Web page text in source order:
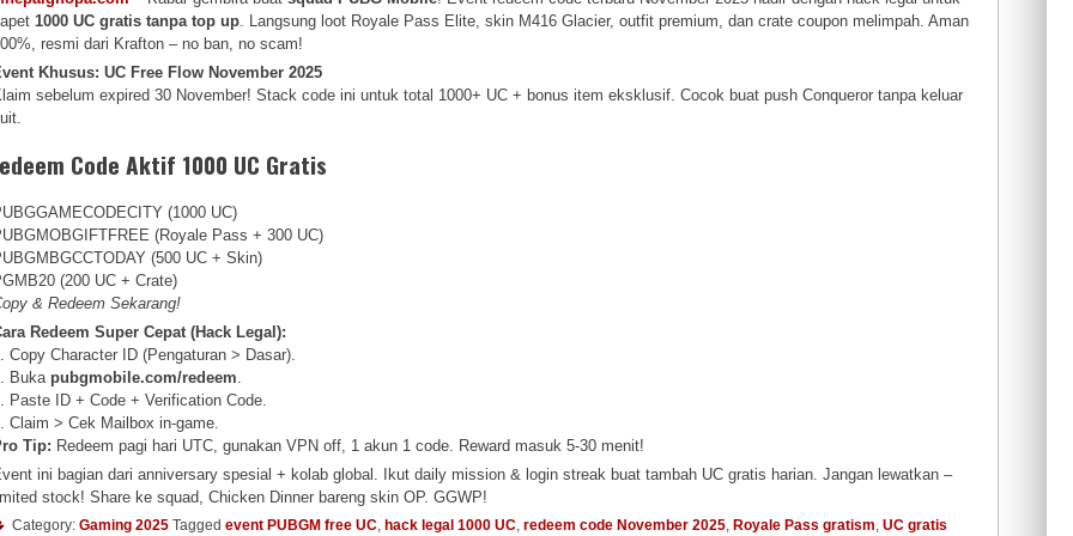
1000 UC gratis tanpa top up . Langsung loot Royale Pass Elite, skin M416 Glacier, outfit premium, dan crate coupon melimpah. Aman
resmi dari Krafton – no ban, no scam!
Khusus: UC Free Flow November 2025
sebelum expired 30 November! Stack code ini untuk total 1000+ UC + bonus item eksklusif. Cocok buat push Conqueror tanpa keluar
Code Aktif 1000 UC Gratis
(1000 UC)
(Royale Pass + 300 UC)
(500 UC + Skin)
(200 UC + Crate)
& Redeem Sekarang!
Redeem Super Cepat (Hack Legal):
Copy Character ID (Pengaturan > Dasar).
Buka pubgmobile.com/redeem.
Paste ID + Code + Verification Code.
Claim > Cek Mailbox in-game.
Tip: Redeem pagi hari UTC, gunakan VPN off, 1 akun 1 code. Reward masuk 5-30 menit!
ini bagian dari anniversary spesial + kolab global. Ikut daily mission & login streak buat tambah UC gratis harian. Jangan lewatkan –
stock! Share ke squad, Chicken Dinner bareng skin OP. GGWP!
Category: Gaming 2025 Tagged event PUBGM free UC, hack legal 1000 UC, redeem code November 2025, Royale Pass gratism, UC gratis